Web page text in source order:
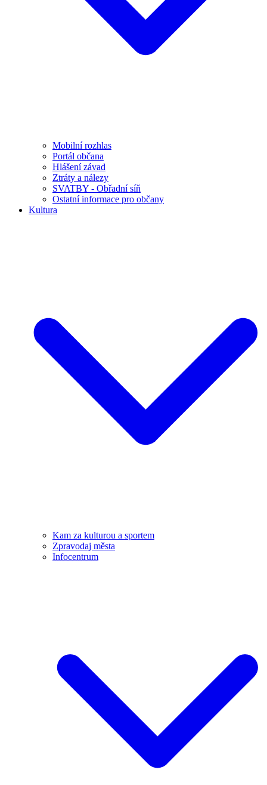
Mobilní rozhlas
Portál občana
Hlášení závad
Ztráty a nálezy
SVATBY - Obřadní síň
Ostatní informace pro občany
Kultura
Kam za kulturou a sportem
Zpravodaj města
Infocentrum